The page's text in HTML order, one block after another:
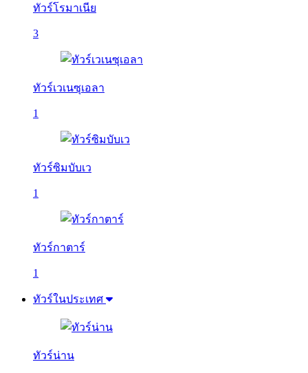
ทัวร์โรมาเนีย
3
ทัวร์เวเนซุเอลา
1
ทัวร์ซิมบับเว
1
ทัวร์กาตาร์
1
ทัวร์ในประเทศ
ทัวร์น่าน